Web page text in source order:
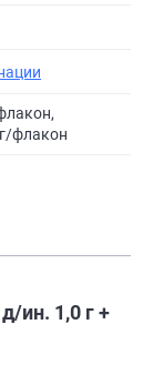
флакон
ин. 1,0 г +